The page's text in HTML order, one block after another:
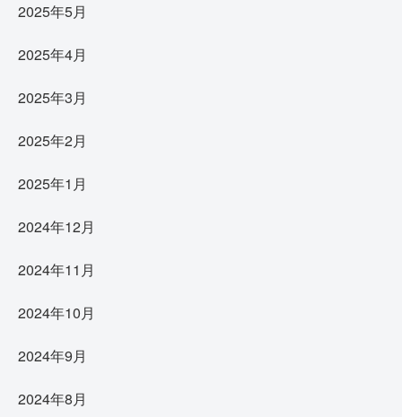
2025年5月
2025年4月
2025年3月
2025年2月
2025年1月
2024年12月
2024年11月
2024年10月
2024年9月
2024年8月